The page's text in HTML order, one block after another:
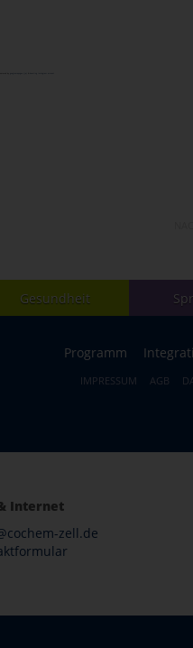
Gesundheit
Programm
IMPRESSUM AGB
Internet
zell.de